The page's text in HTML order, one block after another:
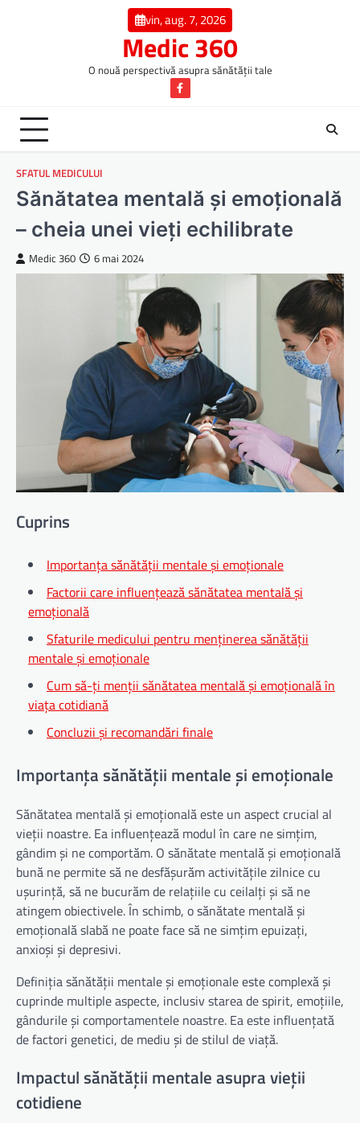
vin, aug. 7, 2026
Medic 360
O nouă perspectivă asupra sănătății tale
Facebook
SFATUL MEDICULUI
Sănătatea mentală și emoțională
– cheia unei vieți echilibrate
Medic 360 6 mai 2024
Cuprins
Importanța sănătății mentale și emoționale
Factorii care influențează sănătatea mentală și
emoțională
Sfaturile medicului pentru menținerea sănătății
mentale și emoționale
Cum să-ți menții sănătatea mentală și emoțională în
viața cotidiană
Concluzii și recomandări finale
Importanța sănătății mentale și emoționale
Sănătatea mentală și emoțională este un aspect crucial al
vieții noastre. Ea influențează modul în care ne simțim,
gândim și ne comportăm. O sănătate mentală și emoțională
bună ne permite să ne desfășurăm activitățile zilnice cu
ușurință, să ne bucurăm de relațiile cu ceilalți și să ne
atingem obiectivele. În schimb, o sănătate mentală și
emoțională slabă ne poate face să ne simțim epuizați,
anxioși și depresivi.
Definiția sănătății mentale și emoționale este complexă și
cuprinde multiple aspecte, inclusiv starea de spirit, emoțiile,
gândurile și comportamentele noastre. Ea este influențată
de factori genetici, de mediu și de stilul de viață.
Impactul sănătății mentale asupra vieții
cotidiene